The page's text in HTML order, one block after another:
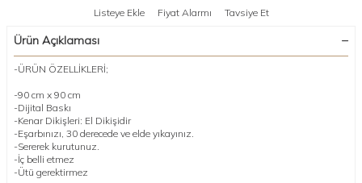
Listeye Ekle Fiyat Alarmı Tavsiye Et
Ürün Açıklaması
-ÜRÜN ÖZELLİKLERİ;
-90 cm x 90 cm
-Dijital Baskı
-Kenar Dikişleri: El Dikişidir
-Eşarbınızı, 30 derecede ve elde yıkayınız.
-Sererek kurutunuz.
-İç belli etmez
-Ütü gerektirmez